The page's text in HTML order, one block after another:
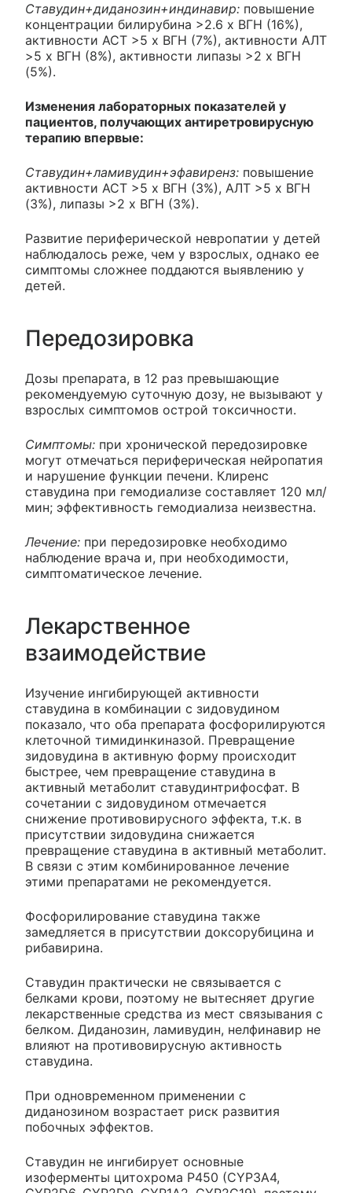
Ставудин+диданозин+индинавир: повышение
концентрации билирубина >2.6 х ВГН (16%),
активности ACT >5 х ВГН (7%), активности АЛТ
>5 х ВГН (8%), активности липазы >2 х ВГН
(5%).
Изменения лабораторных показателей у
пациентов, получающих антиретровирусную
терапию впервые:
Ставудин+ламивудин+эфавиренз: повышение
активности ACT >5 х ВГН (3%), АЛТ >5 х ВГН
(3%), липазы >2 х ВГН (3%).
Развитие периферической невропатии у детей
наблюдалось реже, чем у взрослых, однако ее
симптомы сложнее поддаются выявлению у
детей.
Передозировка
Дозы препарата, в 12 раз превышающие
рекомендуемую суточную дозу, не вызывают у
взрослых симптомов острой токсичности.
Симптомы: при хронической передозировке
могут отмечаться периферическая нейропатия
и нарушение функции печени. Клиренс
ставудина при гемодиализе составляет 120 мл/
мин; эффективность гемодиализа неизвестна.
Лечение: при передозировке необходимо
наблюдение врача и, при необходимости,
симптоматическое лечение.
Лекарственное
взаимодействие
Изучение ингибирующей активности
ставудина в комбинации с зидовудином
показало, что оба препарата фосфорилируются
клеточной тимидинкиназой. Превращение
зидовудина в активную форму происходит
быстрее, чем превращение ставудина в
активный метаболит ставудинтрифосфат. В
сочетании с зидовудином отмечается
снижение противовирусного эффекта, т.к. в
присутствии зидовудина снижается
превращение ставудина в активный метаболит.
В связи с этим комбинированное лечение
этими препаратами не рекомендуется.
Фосфорилирование ставудина также
замедляется в присутствии доксорубицина и
рибавирина.
Ставудин практически не связывается с
белками крови, поэтому не вытесняет другие
лекарственные средства из мест связывания с
белком. Диданозин, ламивудин, нелфинавир не
влияют на противовирусную активность
ставудина.
При одновременном применении с
диданозином возрастает риск развития
побочных эффектов.
Ставудин не ингибирует основные
изоферменты цитохрома Р450 (CYP3A4,